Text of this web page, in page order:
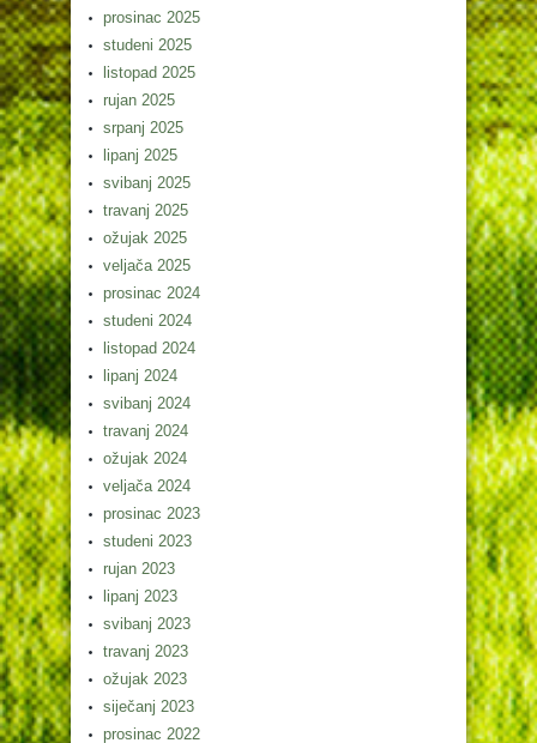
prosinac 2025
studeni 2025
listopad 2025
rujan 2025
srpanj 2025
lipanj 2025
svibanj 2025
travanj 2025
ožujak 2025
veljača 2025
prosinac 2024
studeni 2024
listopad 2024
lipanj 2024
svibanj 2024
travanj 2024
ožujak 2024
veljača 2024
prosinac 2023
studeni 2023
rujan 2023
lipanj 2023
svibanj 2023
travanj 2023
ožujak 2023
siječanj 2023
prosinac 2022